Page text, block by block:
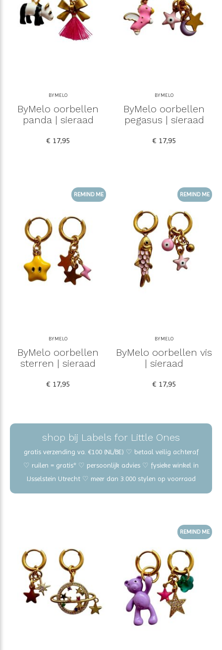
BYMELO
ByMelo oorbellen
panda | sieraad
€ 17,95
BYMELO
ByMelo oorbellen
pegasus | sieraad
€ 17,95
REMIND ME
BYMELO
ByMelo oorbellen
sterren | sieraad
€ 17,95
REMIND ME
BYMELO
ByMelo oorbellen vis
| sieraad
€ 17,95
shop bij Labels for Little Ones
gratis verzending va. €100 (NL/BE) ♡ betaal veilig achteraf
♡ ruilen = gratis* ♡ persoonlijk advies ♡ fysieke winkel in
IJsselstein Utrecht ♡ meer dan 3.000 stylen op voorraad
REMIND ME